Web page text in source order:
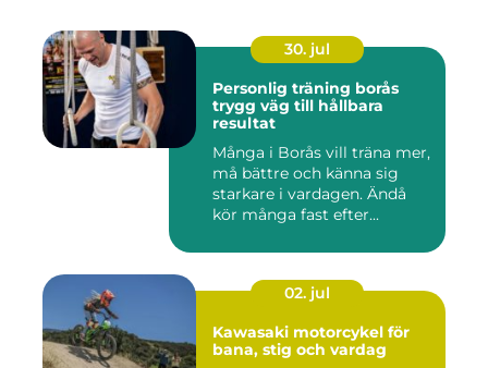
30. jul
Personlig träning borås
trygg väg till hållbara
resultat
Många i Borås vill träna mer,
må bättre och känna sig
starkare i vardagen. Ändå
kör många fast efter...
02. jul
Kawasaki motorcykel för
bana, stig och vardag